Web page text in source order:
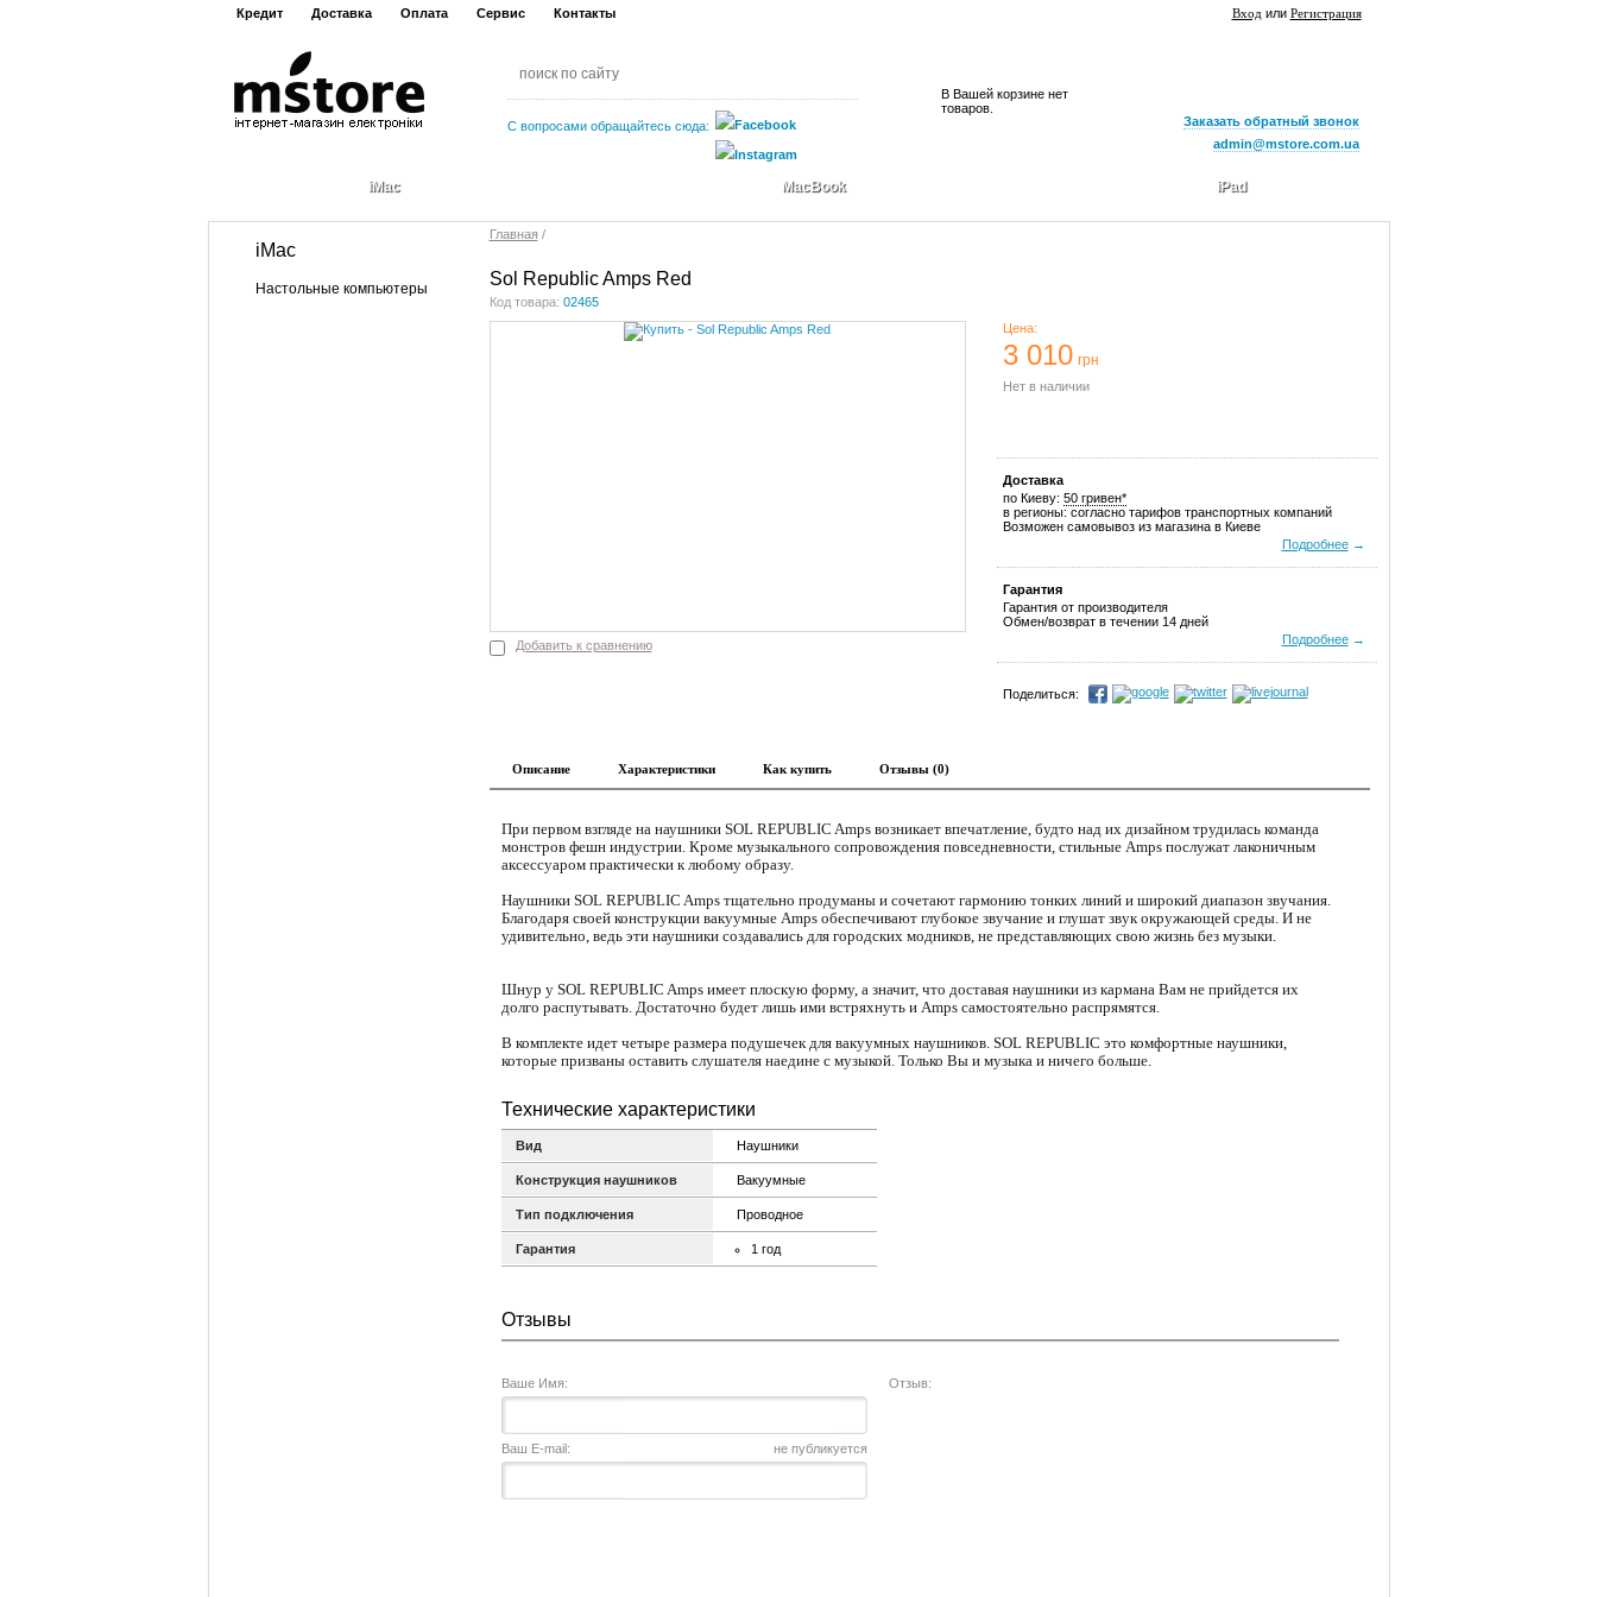
Главная /
Sol Republic Amps Red
Код товара: 02465
Добавить к сравнению
Цена:
3 010 грн
Нет в наличии
Доставка
по Киеву: 50 гривен*
в регионы: согласно тарифов транспортных компаний
Возможен самовывоз из магазина в Киеве
Подробнее→
Гарантия
Гарантия от производителя
Обмен/возврат в течении 14 дней
Подробнее→
Поделиться:
Описание Характеристики Как купить Отзывы (0)
При первом взгляде на наушники SOL REPUBLIC Amps возникает впечатление, будто над их дизайном трудилась команда
монстров фешн индустрии. Кроме музыкального сопровождения повседневности, стильные Amps послужат лаконичным
аксессуаром практически к любому образу.
Наушники SOL REPUBLIC Amps тщательно продуманы и сочетают гармонию тонких линий и широкий диапазон звучания.
Благодаря своей конструкции вакуумные Amps обеспечивают глубокое звучание и глушат звук окружающей среды. И не
удивительно, ведь эти наушники создавались для городских модников, не представляющих свою жизнь без музыки.
Шнур у SOL REPUBLIC Amps имеет плоскую форму, а значит, что доставая наушники из кармана Вам не прийдется их
долго распутывать. Достаточно будет лишь ими встряхнуть и Amps самостоятельно распрямятся.
В комплекте идет четыре размера подушечек для вакуумных наушников. SOL REPUBLIC это комфортные наушники,
которые призваны оставить слушателя наедине с музыкой. Только Вы и музыка и ничего больше.
Технические характеристики
Вид Наушники
Конструкция наушников Вакуумные
Тип подключения Проводное
Гарантия 1 год
Отзывы
Ваше Имя: Отзыв:
не публикуется
Ваш E-mail:
Вход или Регистрация
Кредит Доставка Оплата Сервис Контакты
С вопросами обращайтесь сюда:
В Вашей корзине нет
товаров.
Заказать обратный звонок
admin@mstore.com.ua
iMac MacBook iPad
iMac
Настольные компьютеры